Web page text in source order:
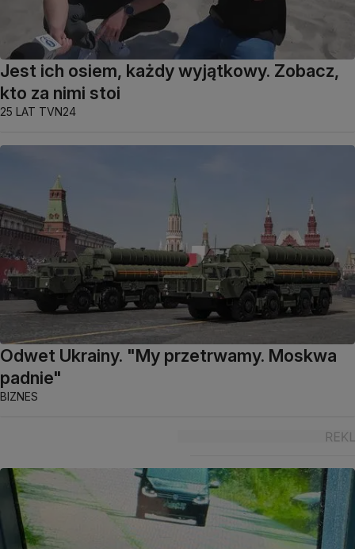
Jest ich osiem, każdy wyjątkowy. Zobacz,
kto za nimi stoi
25 LAT TVN24
Odwet Ukrainy. "My przetrwamy. Moskwa
padnie"
BIZNES